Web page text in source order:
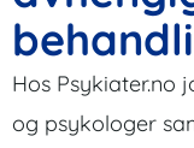
Hos Psykiater.no
og psykologer